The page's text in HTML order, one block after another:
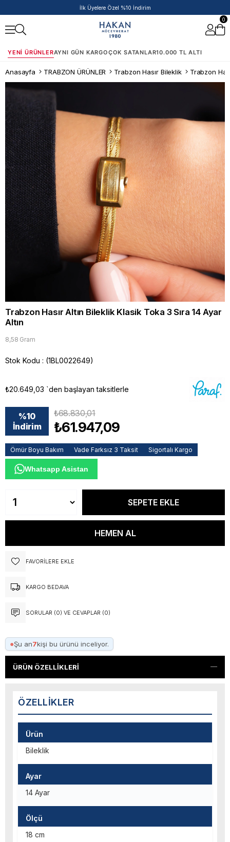
İlk Üyelere Özel %10 İndirim
0
YENI ÜRÜNLERAYNI GÜN KARGOÇOK SATANLAR10.000 TL ALTI
Anasayfa TRABZON ÜRÜNLER Trabzon Hasır Bileklik
Trabzon Hasır Altın Bileklik Klasik Toka 3 Sıra 14 Ayar
Altın
8,58 Gram
Stok Kodu (1BL0022649)
₺20.649,03 `den başlayan taksitlerle
%10
İndirim
₺68.830,01
₺61.947,09
Ömür Boyu Bakım Vade Farksız 3 Taksit Sigortalı Kargo
Whatsapp Asistan
FAVORILERE EKLE
KARGO BEDAVA
SORULAR (0) VE CEVAPLAR (0)
●Şu an7kişi bu ürünü inceliyor.
ÜRÜN ÖZELLIKLERI
ÖZELLIKLER
Ürün
Bileklik
Ayar
14 Ayar
Ölçü
18 cm